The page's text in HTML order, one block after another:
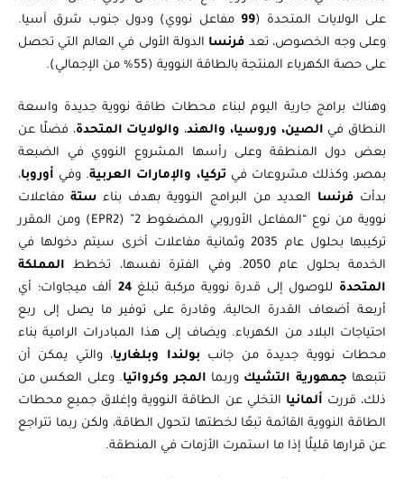
على الولايات المتحدة (
99مفاعل نووي) ودول جنوب شرق آسيا.
وعلى وجه الخصوص، تعدفرنساالدولة الأولى في العالم التي تحصل
على حصة الكهرباء المنتجة بالطاقة النووية (55% من الإجمالي).
وهناك برامج جارية اليوم لبناء محطات طاقة نووية جديدة واسعة
النطاق فيالصين، وروسيا، والهند،والولايات المتحدة، فضلًا عن
بعض دول المنطقة وعلى رأسها المشروع النووي في الضبعة
بمصر، وكذلك مشروعات فيتركيا، والإمارات العربية. وفيأوروبا،
بدأتفرنساالعديد من البرامج النووية بهدف بناءستةمفاعلات
نووية من نوع “المفاعل الأوروبي المضغوط 2” (EPR2) ومن المقرر
تركيبها بحلول عام 2035 وثمانية مفاعلات أخرى سيتم دخولها في
الخدمة بحلول عام 2050. وفي الفترة نفسها، تخطط
المملكة
المتحدةللوصول إلى قدرة نووية مركبة تبلغ24ألف ميجاوات؛ أي
أربعة أضعاف القدرة الحالية، وقادرة على توفير ما يصل إلى ربع
احتياجات البلاد من الكهرباء. ويضاف إلى هذا المبادرات الرامية بناء
محطات نووية جديدة من جانببولندا وبلغاريا، والتي يمكن أن
تتبعهاجمهورية التشيكوربماالمجر وكرواتيا. وعلى العكس من
ذلك، قررتألمانياالتخلي عن الطاقة النووية وإغلاق جميع محطات
الطاقة النووية القائمة تبعًا لخطتها لتحول الطاقة، ولكن ربما تتراجع
عن قرارها قليلًا إذا ما استمرت الأزمات في المنطقة.